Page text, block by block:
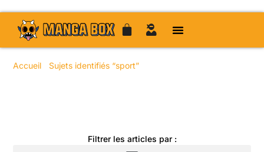
Accueil Sujets identifiés “sport”
Filtrer les articles par :